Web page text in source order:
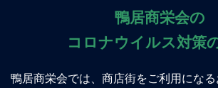
鴨居商栄会の
コロナウイルス対策
鴨居商栄会では、商店街をご利用にな